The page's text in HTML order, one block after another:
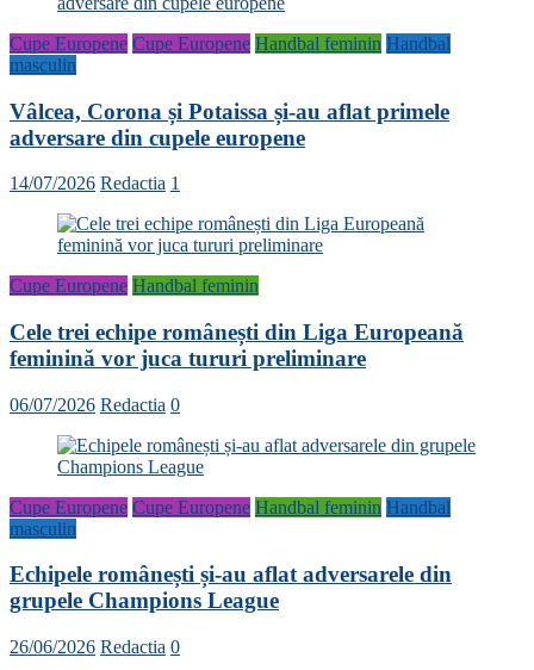
Cupe Europene Cupe Europene Handbal feminin Handbal
masculin
Vâlcea, Corona și Potaissa și-au aflat primele
adversare din cupele europene
14/07/2026 Redactia 1
Cupe Europene Handbal feminin
Cele trei echipe românești din Liga Europeană
feminină vor juca tururi preliminare
06/07/2026 Redactia 0
Cupe Europene Cupe Europene Handbal feminin Handbal
masculin
Echipele românești și-au aflat adversarele din
grupele Champions League
26/06/2026 Redactia 0